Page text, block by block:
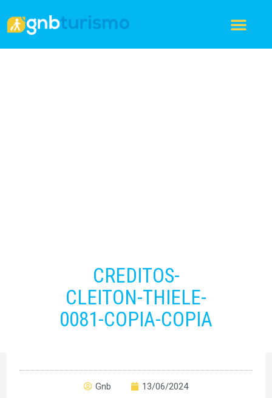
CREDITOS-
CLEITON-THIELE-
0081-COPIA-COPIA
Gnb 13/06/2024